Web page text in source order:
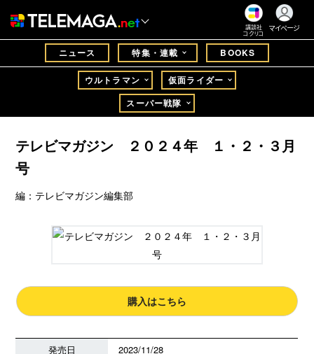
講談社
コクリコ
マイページ
ニュース 特集・連載 BOOKS
ウルトラマン
仮面ライダー
スーパー戦隊
テレビマガジン ２０２４年 １・２・３月
号
編：テレビマガジン編集部
購入はこちら
発売日
2023/11/28